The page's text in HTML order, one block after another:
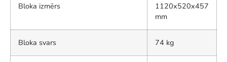
Bloka izmērs
1120x520x457
mm
Bloka svars 74 kg